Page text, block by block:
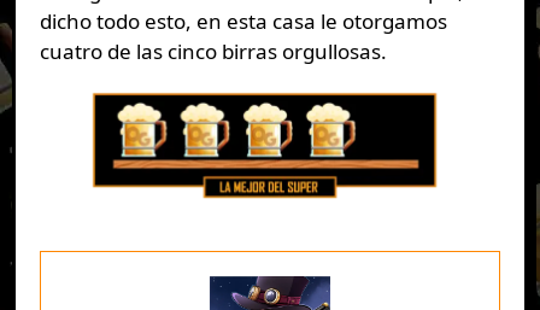
dicho todo esto, en esta casa le otorgamos
cuatro de las cinco birras orgullosas.